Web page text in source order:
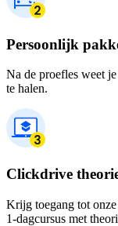
Persoonlijk
Na de proefles weet
te halen.
Clickdrive
Krijg toegang tot
1-dagcursus met